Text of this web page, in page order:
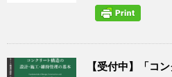
【受付中】「コ